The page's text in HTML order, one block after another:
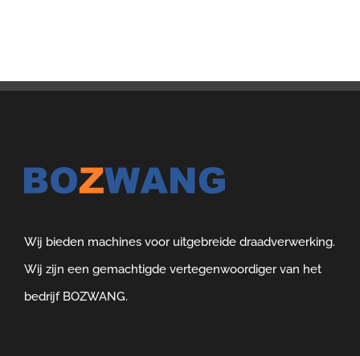
Wij bieden machines voor uitgebreide draadverwerking.
Wij zijn een gemachtigde vertegenwoordiger van het
bedrijf BOZWANG.